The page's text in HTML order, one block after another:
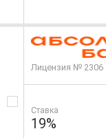
Лицензия № 2306
Ставка
19%